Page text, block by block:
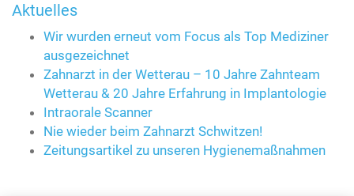
Aktuelles
Wir wurden erneut vom Focus als Top Mediziner
ausgezeichnet
Zahnarzt in der Wetterau – 10 Jahre Zahnteam
Wetterau & 20 Jahre Erfahrung in Implantologie
Intraorale Scanner
Nie wieder beim Zahnarzt Schwitzen!
Zeitungsartikel zu unseren Hygienemaßnahmen